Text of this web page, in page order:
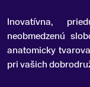
Inovatívna,
neobmedzenú
anatomicky
pri vašich